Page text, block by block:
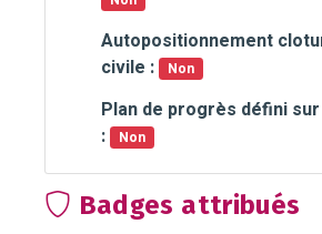
Autopositionnement
civile :
Non
Plan de progrès défini
:
Non
Badges attribués